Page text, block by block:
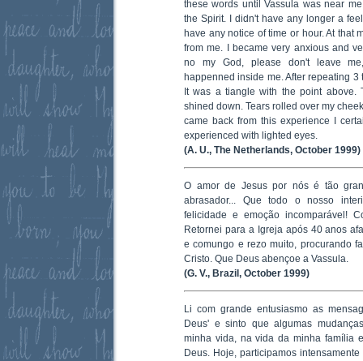
these words until Vassula was near
the Spirit. I didn't have any longer a
have any notice of time or hour. At that
from me. I became very anxious and
no my God, please don't leave
happenned inside me. After repeating
It was a tiangle with the point
shined down. Tears rolled over my
came back from this experience I
experienced with lighted eyes.
(A. U., The Netherlands, October 1999)
O amor de Jesus por nós é tão
abrasador... Que todo o nosso
felicidade e emoção incomparável!
Retornei para a Igreja após 40 anos
e comungo e rezo muito, procurando
Cristo. Que Deus abençoe a Vassula.
(G. V., Brazil, October 1999)
Li com grande entusiasmo as
Deus' e sinto que algumas
minha vida, na vida da minha família
Deus. Hoje, participamos